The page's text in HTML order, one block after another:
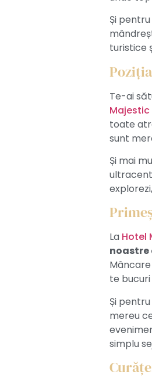
Și
turistice
Te-ai
Majestic
toate
sunt
Și mai
La Hotel
noastre
te
Și
mereu
simplu